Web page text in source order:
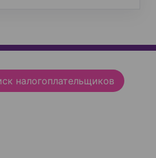
налогоплательщиков